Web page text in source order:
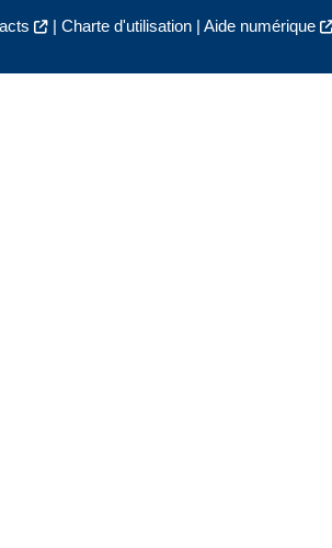
| Charte d'utilisation| Aide numérique